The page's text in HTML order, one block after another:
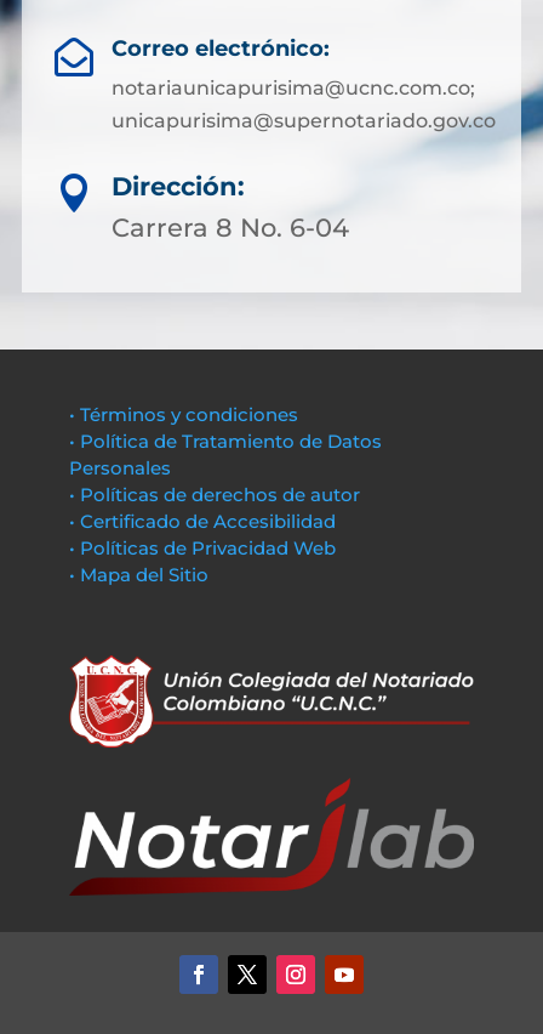
 Correo electrónico:
notariaunicapurisima@ucnc.com.co;
unicapurisima@supernotariado.gov.co

Dirección:
Carrera 8 No. 6-04
• Términos y condiciones
• Política de Tratamiento de Datos
Personales
• Políticas de derechos de autor
• Certificado de Accesibilidad
• Políticas de Privacidad Web
• Mapa del Sitio